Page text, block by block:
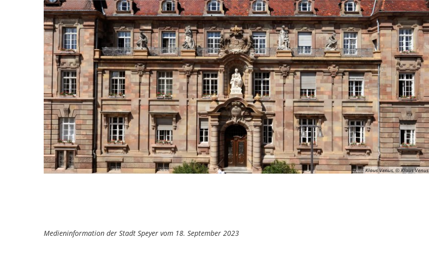
Klaus Venus, © Klaus Venus
Medieninformation der Stadt Speyer vom 18. September 2023